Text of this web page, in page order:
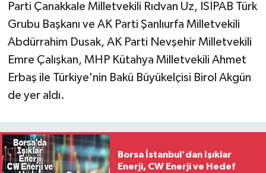
Parti Çanakkale Milletvekili Rıdvan Uz, İSİPAB Türk
Grubu Başkanı ve AK Parti Şanlıurfa Milletvekili
Abdürrahim Dusak, AK Parti Nevşehir Milletvekili
Emre Çalışkan, MHP Kütahya Milletvekili Ahmet
Erbaş ile Türkiye'nin Bakü Büyükelçisi Birol Akgün
de yer aldı.
Borsa İstanbul'dan Işıklar
Enerji, CW Enerji ve Hedef